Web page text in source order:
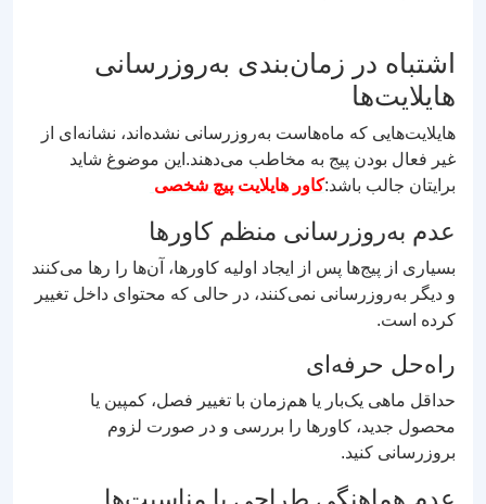
اشتباه در زمان‌بندی به‌روزرسانی
هایلایت‌ها
هایلایت‌هایی که ماه‌هاست به‌روزرسانی نشده‌اند، نشانه‌ای از
غیر فعال بودن پیج به مخاطب می‌دهند.این موضوغ شاید
برایتان جالب باشد:کاور هایلایت پیچ شخصی
عدم به‌روزرسانی منظم کاورها
بسیاری از پیج‌ها پس از ایجاد اولیه کاورها، آن‌ها را رها می‌کنند
و دیگر به‌روزرسانی نمی‌کنند، در حالی که محتوای داخل تغییر
کرده است.
راه‌حل حرفه‌ای
حداقل ماهی یک‌بار یا هم‌زمان با تغییر فصل، کمپین یا
محصول جدید، کاورها را بررسی و در صورت لزوم
بروزرسانی کنید.